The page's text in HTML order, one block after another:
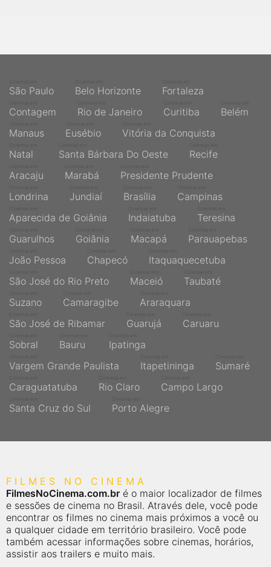
São Paulo Belo Horizonte Fortaleza
Contagem Rio de Janeiro Curitiba Belém
Manaus Eusébio Vitória da Conquista
Natal Santa Bárbara Do Oeste Recife
Aracaju Marabá Presidente Prudente
Londrina Jundiaí Brasília Campinas
Aparecida de Goiânia Indaiatuba Teresina
Guarulhos Goiânia Macapá Parauapebas
João Pessoa Chapecó Itaquaquecetuba
São José do Rio Preto Maceió Taubaté
Suzano Camaragibe Araraquara
São José de Ribamar Guarujá Caruaru
Sobral Bauru Ipatinga
Vargem Grande Paulista Itapetininga Sumaré
Caraguatatuba Rio Claro Campo Largo
Santa Cruz do Sul Porto Alegre
FILMES NO CINEMA
FilmesNoCinema.com.br é o maior localizador de filmes
e sessões de cinema no Brasil. Através dele, você pode
encontrar os filmes no cinema mais próximos a você ou
a qualquer cidade em território brasileiro. Você pode
também acessar informações sobre cinemas, horários,
assistir aos trailers e muito mais.